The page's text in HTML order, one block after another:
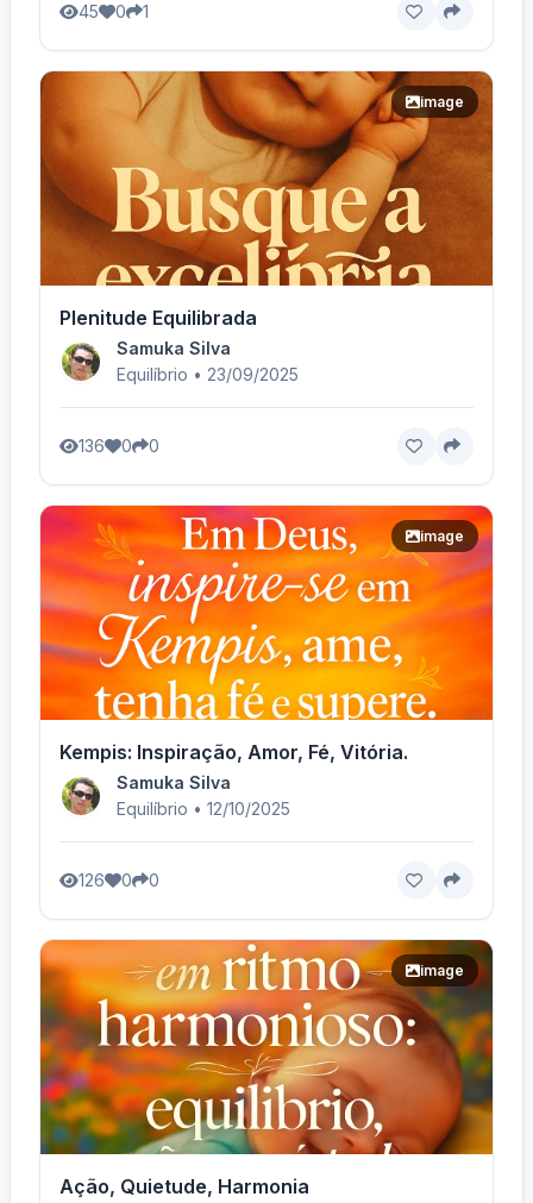
45 0 1
image
Plenitude Equilibrada
Samuka Silva
Equilíbrio • 23/09/2025
136 0 0
image
Kempis: Inspiração, Amor, Fé, Vitória.
Samuka Silva
Equilíbrio • 12/10/2025
126 0 0
image
Ação, Quietude, Harmonia